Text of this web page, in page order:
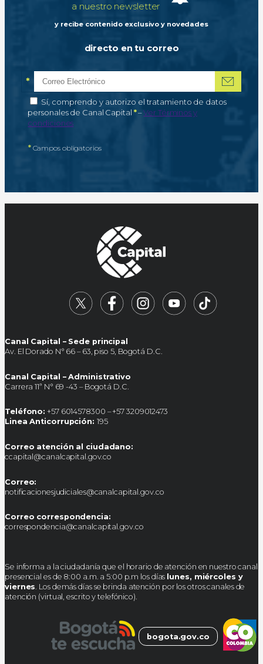
a nuestro newsletter
y recibe contenido exclusivo y novedades
directo en tu correo
Correo electrónico
*Campo obligatorio
Autorización de tratamiento de datos personales
Sí, comprendo y autorizo el tratamiento de datos
personales de Canal Capital *–Campo obligatorio
Ver Términos y
condiciones
*Campos obligatorios
Canal Capital – Sede principal
Av. El Dorado N° 66 – 63, piso 5, Bogotá D.C.
Canal Capital – Administrativo
Carrera 11ª N° 69 -43 – Bogotá D.C.
Teléfono: +57 6014578300 – +57 3209012473
Linea Anticorrupción: 195
Correo atención al ciudadano:
ccapital@canalcapital.gov.co
Correo:
notificacionesjudiciales@canalcapital.gov.co
Correo correspondencia:
correspondencia@canalcapital.gov.co
Se informa a la ciudadanía que el horario de atención en nuestro canal
presencial es de 8:00 a.m. a 5:00 p.m los días lunes, miércoles y
viernes. Los demás días se brinda atención por los otros canales de
atención (virtual, escrito y telefónico).
bogota.gov.co